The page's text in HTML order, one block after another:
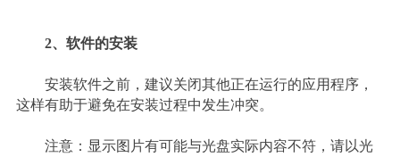
2、软件的安装
安装软件之前，建议关闭其他正在运行的应用程序，
这样有助于避免在安装过程中发生冲突。
注意：显示图片有可能与光盘实际内容不符，请以光